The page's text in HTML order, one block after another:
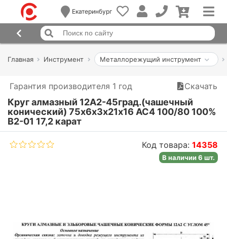
Екатеринбург
Главная Инструмент Металлорежущий инструмент
Гарантия производителя 1 год Скачать
Круг алмазный 12А2-45град.(чашечный
конический) 75х6х3х21х16 АС4 100/80 100%
В2-01 17,2 карат
Код товара:14358
В наличии 6 шт.